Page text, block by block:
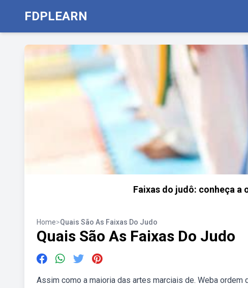
FDPLEARN
Faixas do judô: conheça a
Home>Quais São As Faixas Do Judo
Quais São As Faixas Do Judo
Assim como a maioria das artes marciais de. Weba